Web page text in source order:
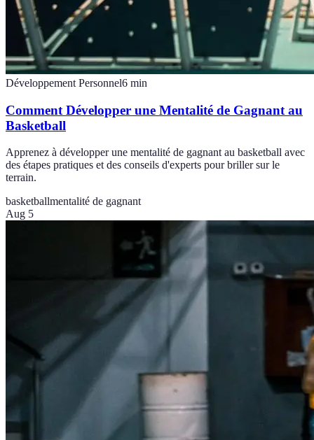
Développement Personnel6 min
Comment Développer une Mentalité de Gagnant au
Basketball
Apprenez à développer une mentalité de gagnant au basketball avec
des étapes pratiques et des conseils d'experts pour briller sur le
terrain.
basketballmentalité de gagnant
Aug 5